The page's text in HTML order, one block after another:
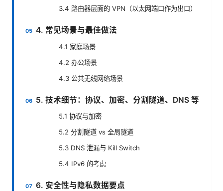
3.4 路由器层面的 VPN（以太网端口作为出口）
4. 常见场景与最佳做法
4.1 家庭场景
4.2 办公场景
4.3 公共无线网络场景
5. 技术细节：协议、加密、分割隧道、DNS 等
5.1 协议与加密
5.2 分割隧道 vs 全局隧道
5.3 DNS 泄漏与 Kill Switch
5.4 IPv6 的考虑
6. 安全性与隐私数据要点